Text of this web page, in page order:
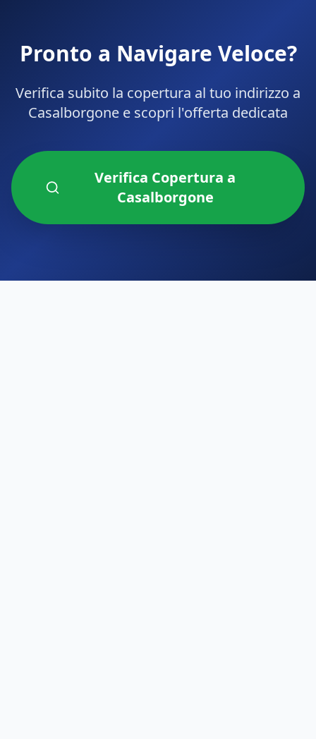
Pronto a Navigare Veloce?
Verifica subito la copertura al tuo indirizzo a
Casalborgone e scopri l'offerta dedicata
Verifica Copertura a
Casalborgone